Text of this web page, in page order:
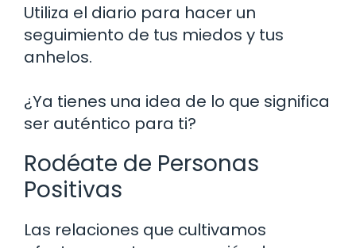
Utiliza el diario para hacer un
seguimiento de tus miedos y tus
anhelos.
¿Ya tienes una idea de lo que significa
ser auténtico para ti?
Rodéate de Personas
Positivas
Las relaciones que cultivamos